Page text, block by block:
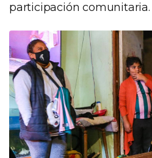
participación comunitaria.